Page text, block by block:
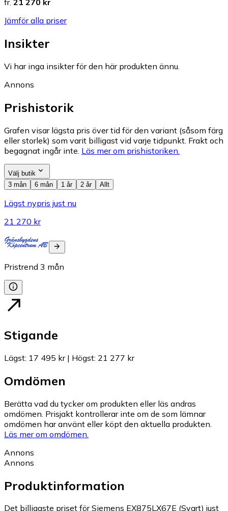
fr. 21 270 kr
Jämför alla priser
Insikter
Vi har inga insikter för den här produkten ännu.
Annons
Prishistorik
Grafen visar lägsta pris över tid för den variant (såsom färg
eller storlek) som varit billigast vid varje tidpunkt. Frakt och
begagnat ingår inte. Läs mer om prishistoriken.
Välj butik
3 mån
6 mån 1 år 2 år Allt
Lägst nypris just nu
21 270 kr
Pristrend 3 mån
Stigande
Lägst: 17 495 kr| Högst: 21 277 kr
Omdömen
Berätta vad du tycker om produkten eller läs andras
omdömen. Prisjakt kontrollerar inte om de som lämnar
omdömen har använt eller köpt den aktuella produkten.
Läs mer om omdömen.
Annons
Annons
Produktinformation
Det billigaste priset för Siemens EX875LX67E (Svart) just